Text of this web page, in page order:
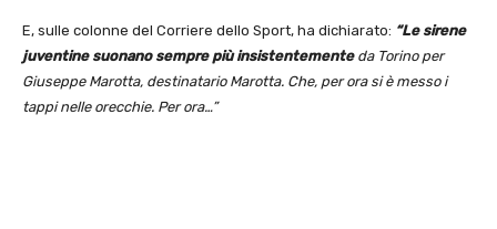
E, sulle colonne del Corriere dello Sport, ha dichiarato: “Le sirene
juventine suonano sempre più insistentementeda Torino per
Giuseppe Marotta, destinatario Marotta. Che, per ora si è messo i
tappi nelle orecchie. Per ora…”